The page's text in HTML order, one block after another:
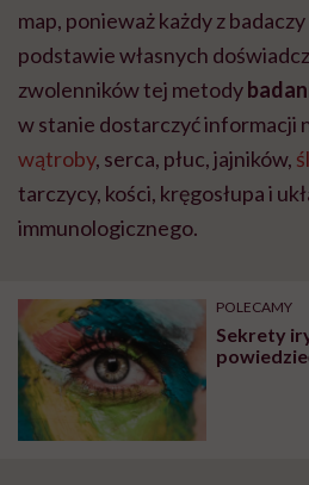
map, ponieważ każdy z
podstawie własnych
zwolenników tej metody
w stanie dostarczyć informacji
wątroby, serca, płuc, jajników,
tarczycy, kości, kręgosłupa i
immunologicznego.
POLECAMY
Sekrety